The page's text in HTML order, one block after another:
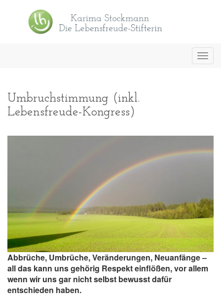
Umbruchstimmung (inkl.
Lebensfreude-Kongress)
Abbrüche, Umbrüche, Veränderungen, Neuanfänge –
all das kann uns gehörig Respekt einflößen, vor allem
wenn wir uns gar nicht selbst bewusst dafür
entschieden haben.